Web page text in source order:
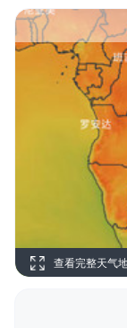
查看完整天气